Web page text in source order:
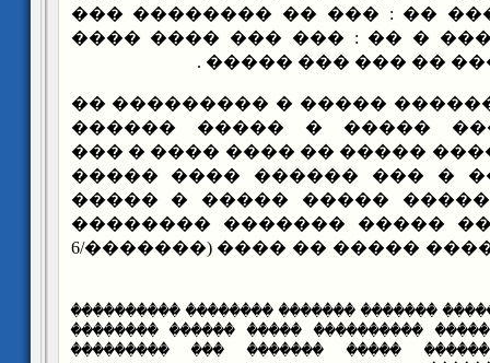
����� � ���� ���� �� : ���
��� ����� ������� � �� :
��� ������ ������
��� ����� ������ ����� �
����� �� ������ �����
������ ����� ����� �����
���� ���� ����� � ���
����� ����� � �����
����� ����� � �� �����
�������� � ��� ���� ����� �� ���� (�������/6
{���������� ��������� ������� �������
���������� �����ٰ ������ ��������
����� ������� ��� ���������